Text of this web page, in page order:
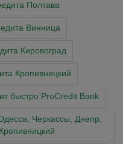
Полтава
Винница
Кировоград
Кропивницкий
быстро ProCredit Bank
Черкассы, Днепр,